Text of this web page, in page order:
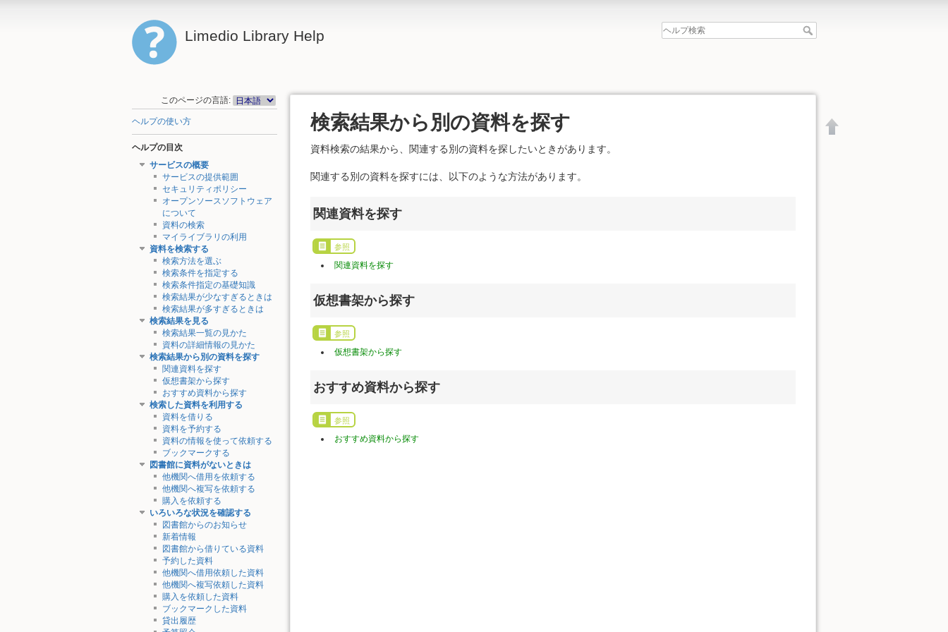
Limedio Library Help
このページの言語:
ヘルプの使い方
ヘルプの目次
サービスの概要
サービスの提供範囲
セキュリティポリシー
オープンソースソフトウェア
について
資料の検索
マイライブラリの利用
資料を検索する
検索方法を選ぶ
検索条件を指定する
検索条件指定の基礎知識
検索結果が少なすぎるときは
検索結果が多すぎるときは
検索結果を見る
検索結果一覧の見かた
資料の詳細情報の見かた
検索結果から別の資料を探す
関連資料を探す
仮想書架から探す
おすすめ資料から探す
検索した資料を利用する
資料を借りる
資料を予約する
資料の情報を使って依頼する
ブックマークする
図書館に資料がないときは
他機関へ借用を依頼する
他機関へ複写を依頼する
購入を依頼する
いろいろな状況を確認する
図書館からのお知らせ
新着情報
図書館から借りている資料
予約した資料
他機関へ借用依頼した資料
他機関へ複写依頼した資料
購入を依頼した資料
ブックマークした資料
貸出履歴
検索結果から別の資料を探す
資料検索の結果から、関連する別の資料を探したいときがあります。
関連する別の資料を探すには、以下のような方法があります。
関連資料を探す
参照
関連資料を探す
仮想書架から探す
参照
仮想書架から探す
おすすめ資料から探す
参照
おすすめ資料から探す